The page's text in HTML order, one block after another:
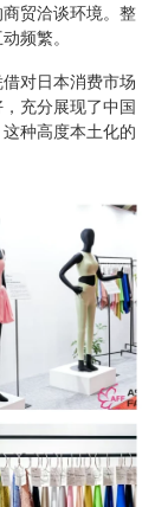
贸洽谈环境。整
频繁。
对日本消费市场
充分展现了中国
种高度本土化的